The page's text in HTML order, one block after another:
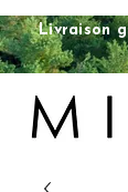
Livraison